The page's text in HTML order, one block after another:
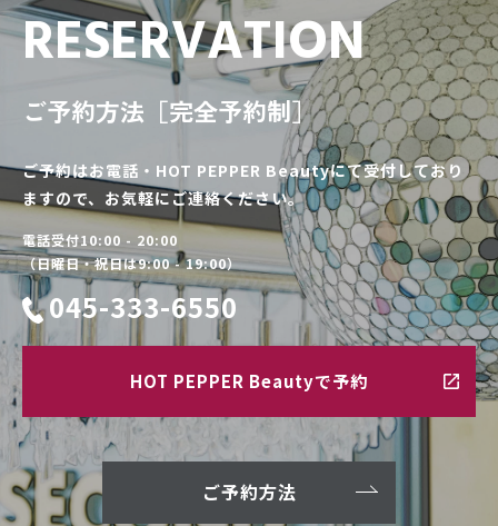
RESERVATION
ご予約方法［完全予約制］
ご予約はお電話・HOT PEPPER Beautyにて受付しており
ますので、お気軽にご連絡ください。
電話受付10:00 - 20:00
（日曜日・祝日は9:00 - 19:00）
045-333-6550
HOT PEPPER Beautyで予約
ご予約方法